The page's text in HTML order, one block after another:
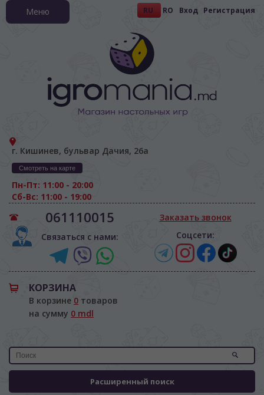
RU RO Вход Регистрация
г. Кишинев, бульвар Дачия, 26а
Смотреть на карте
Пн-Пт: 11:00 - 20:00
Сб-Вс: 11:00 - 19:00
061110015
Связаться с нами:
Заказать звонок
Соцсети:
КОРЗИНА
В корзине 0 товаров
на сумму 0 mdl
Расширенный поиск
Меню
ЯЗЫК САЙТА / LIMBA SITE-ULUI